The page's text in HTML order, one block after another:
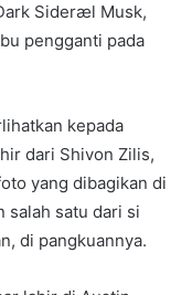
Sideræl Musk,
pengganti pada
kepada
dari Shivon Zilis,
yang dibagikan di
salah satu dari si
di pangkuannya.